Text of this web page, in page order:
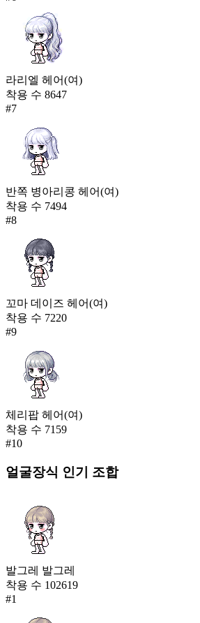
라리엘 헤어(여)
착용 수 8647
#7
반쪽 병아리콩 헤어(여)
착용 수 7494
#8
꼬마 데이즈 헤어(여)
착용 수 7220
#9
체리팝 헤어(여)
착용 수 7159
#10
얼굴장식 인기 조합
발그레 발그레
착용 수 102619
#1